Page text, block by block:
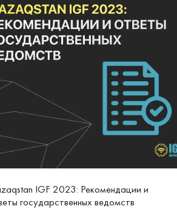
IGF 2023: Рекомендации и
государственных ведомств